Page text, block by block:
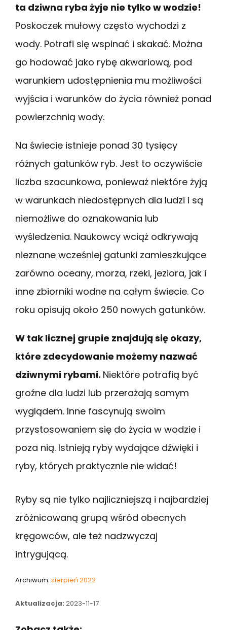
ta dziwna ryba żyje nie tylko w wodzie!
Poskoczek mułowy często wychodzi z
wody. Potrafi się wspinać i skakać. Można
go hodować jako rybę akwariową, pod
warunkiem udostępnienia mu możliwości
wyjścia i warunków do życia również ponad
powierzchnią wody.
Na świecie istnieje ponad 30 tysięcy
różnych gatunków ryb. Jest to oczywiście
liczba szacunkowa, ponieważ niektóre żyją
w warunkach niedostępnych dla ludzi i są
niemożliwe do oznakowania lub
wyśledzenia. Naukowcy wciąż odkrywają
nieznane wcześniej gatunki zamieszkujące
zarówno oceany, morza, rzeki, jeziora, jak i
inne zbiorniki wodne na całym świecie. Co
roku opisują około 250 nowych gatunków.
W tak licznej grupie znajdują się okazy,
które zdecydowanie możemy nazwać
dziwnymi rybami. Niektóre potrafią być
groźne dla ludzi lub przerażają samym
wyglądem. Inne fascynują swoim
przystosowaniem się do życia w wodzie i
poza nią. Istnieją ryby wydające dźwięki i
ryby, których praktycznie nie widać!
Ryby są nie tylko najliczniejszą i najbardziej
zróżnicowaną grupą wśród obecnych
kręgowców, ale też nadzwyczaj
intrygującą.
Archiwum: sierpień 2022
Aktualizacja: 2023-11-17